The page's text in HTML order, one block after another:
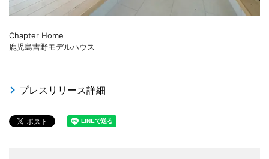
Chapter Home
鹿児島吉野モデルハウス
プレスリリース詳細